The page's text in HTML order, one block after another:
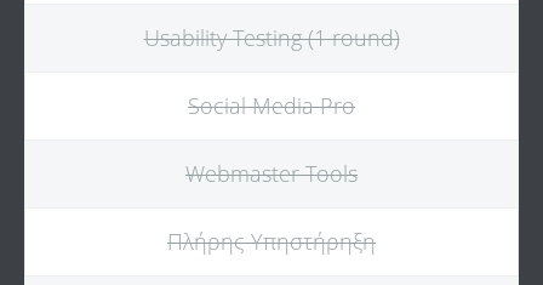
Usability Testing (1 round)
Social Media Pro
Webmaster Tools
Πλήρης Υπηστήρηξη